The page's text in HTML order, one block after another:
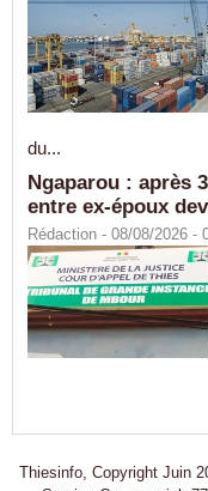
du...
Ngaparou : après
entre ex-époux
Rédaction - 08/08/2026 -
Thiesinfo, Copyright Juin